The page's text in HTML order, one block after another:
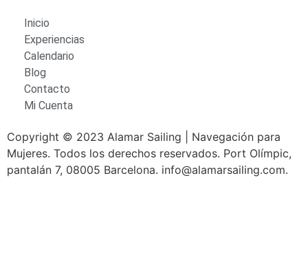
Inicio
Experiencias
Calendario
Blog
Contacto
Mi Cuenta
Copyright © 2023 Alamar Sailing | Navegación para
Mujeres. Todos los derechos reservados. Port Olímpic,
pantalán 7, 08005 Barcelona. info@alamarsailing.com.